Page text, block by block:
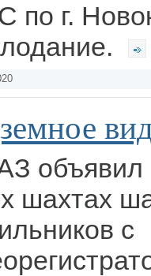
по г.
объявил
шахтах
с